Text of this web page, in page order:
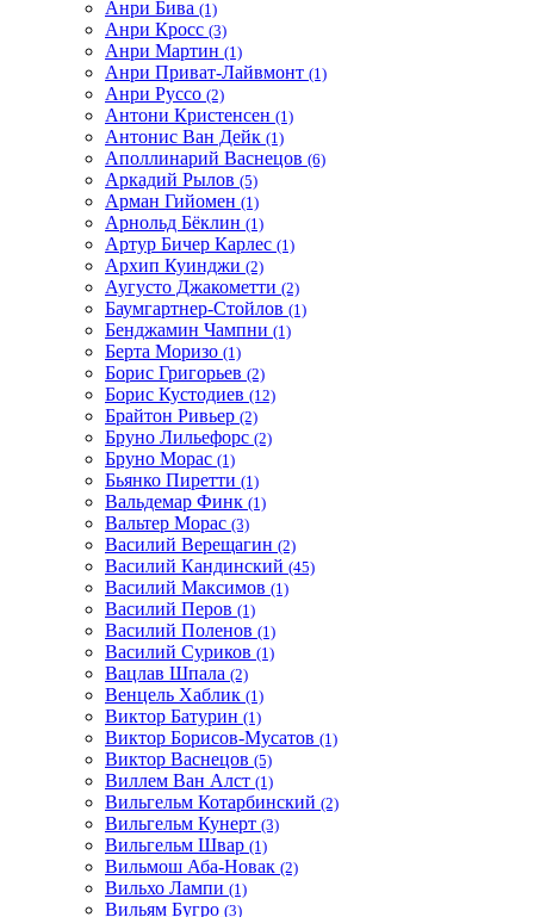
Анри Бива (1)
Анри Кросс (3)
Анри Мартин (1)
Анри Приват-Лайвмонт (1)
Анри Руссо (2)
Антони Кристенсен (1)
Антонис Ван Дейк (1)
Аполлинарий Васнецов (6)
Аркадий Рылов (5)
Арман Гийомен (1)
Арнольд Бёклин (1)
Артур Бичер Карлес (1)
Архип Куинджи (2)
Аугусто Джакометти (2)
Баумгартнер-Стойлов (1)
Бенджамин Чампни (1)
Берта Моризо (1)
Борис Григорьев (2)
Борис Кустодиев (12)
Брайтон Ривьер (2)
Бруно Лильефорс (2)
Бруно Морас (1)
Бьянко Пиретти (1)
Вальдемар Финк (1)
Вальтер Морас (3)
Василий Верещагин (2)
Василий Кандинский (45)
Василий Максимов (1)
Василий Перов (1)
Василий Поленов (1)
Василий Суриков (1)
Вацлав Шпала (2)
Венцель Хаблик (1)
Виктор Батурин (1)
Виктор Борисов-Мусатов (1)
Виктор Васнецов (5)
Виллем Ван Алст (1)
Вильгельм Котарбинский (2)
Вильгельм Кунерт (3)
Вильгельм Швар (1)
Вильмош Аба-Новак (2)
Вильхо Лампи (1)
Вильям Бугро (3)